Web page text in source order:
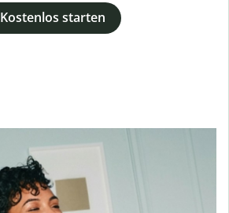
Kostenlos starten